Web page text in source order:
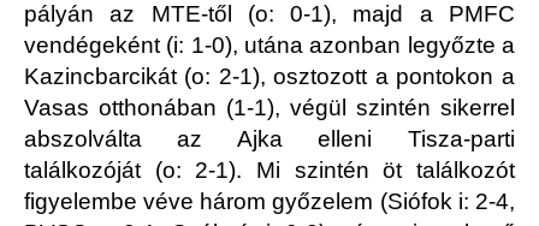
pályán az MTE-től (o: 0-1), majd a PMFC
vendégeként (i: 1-0), utána azonban legyőzte a
Kazincbarcikát (o: 2-1), osztozott a pontokon a
Vasas otthonában (1-1), végül szintén sikerrel
abszolválta az Ajka elleni Tisza-parti
találkozóját (o: 2-1). Mi szintén öt találkozót
figyelembe véve három győzelem (Siófok i: 2-4,